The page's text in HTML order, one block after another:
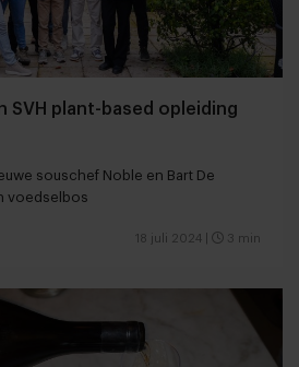
SVH plant-based opleiding
souschef Noble en Bart De
voedselbos
18 juli 2024 3 min